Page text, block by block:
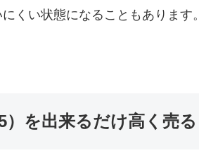
くい状態になることもあります。
を出来るだけ高く売る